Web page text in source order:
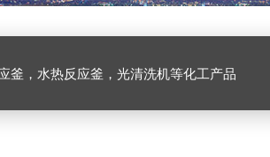
釜，水热反应釜，光清洗机等化工产品